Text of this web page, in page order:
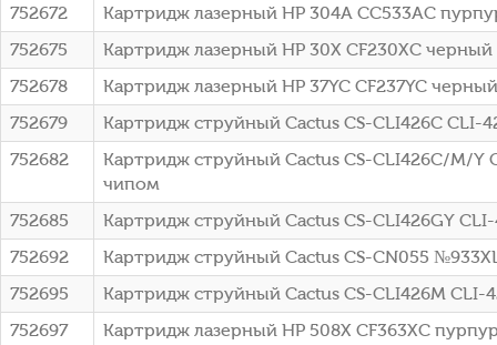
752672
Картридж лазерный HP 304A CC533AC
752675
Картридж лазерный HP 30X CF230XC черный
752678
Картридж лазерный HP 37YC CF237YC
752679
Картридж струйный Cactus CS-CLI426C CLI-
752682
Картридж струйный Cactus CS-CLI426C/M/
чипом
752685
Картридж струйный Cactus CS-CLI426GY
752692
Картридж струйный Cactus CS-CN055
752695
Картридж струйный Cactus CS-CLI426M
752697
Картридж лазерный HP 508X CF363XC